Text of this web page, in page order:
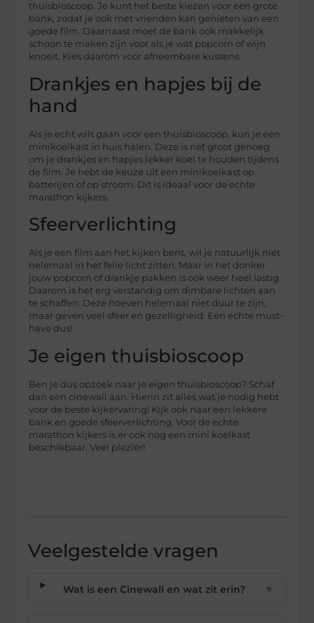
thuisbioscoop. Je kunt het beste kiezen voor een grote
bank, zodat je ook met vrienden kan genieten van een
goede film. Daarnaast moet de bank ook makkelijk
schoon te maken zijn voor als je wat popcorn of wijn
knoeit. Kies daarom voor afneembare kussens.
Drankjes en hapjes bij de
hand
Als je echt wilt gaan voor een thuisbioscoop, kun je een
minikoelkast in huis halen. Deze is net groot genoeg
om je drankjes en hapjes lekker koel te houden tijdens
de film. Je hebt de keuze uit een minikoelkast op
batterijen of op stroom. Dit is ideaal voor de echte
marathon kijkers.
Sfeerverlichting
Als je een film aan het kijken bent, wil je natuurlijk niet
helemaal in het felle licht zitten. Maar in het donker
jouw popcorn of drankje pakken is ook weer heel lastig.
Daarom is het erg verstandig om dimbare lichten aan
te schaffen. Deze hoeven helemaal niet duur te zijn,
maar geven veel sfeer en gezelligheid. Een echte must-
have dus!
Je eigen thuisbioscoop
Ben je dus opzoek naar je eigen thuisbioscoop? Schaf
dan een cinewall aan. Hierin zit alles wat je nodig hebt
voor de beste kijkervaring! Kijk ook naar een lekkere
bank en goede sfeerverlichting. Voor de echte
marathon kijkers is er ook nog een mini koelkast
beschikbaar. Veel plezier!
Veelgestelde vragen
Wat is een Cinewall en wat zit erin? ▼